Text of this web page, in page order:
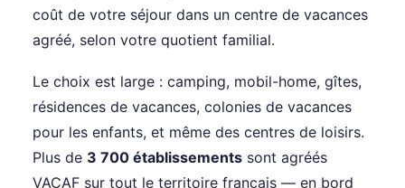
coût de votre séjour dans un centre de vacances
agréé, selon votre quotient familial.
Le choix est large : camping, mobil-home, gîtes,
résidences de vacances, colonies de vacances
pour les enfants, et même des centres de loisirs.
Plus de 3 700 établissements sont agréés
VACAF sur tout le territoire français — en bord